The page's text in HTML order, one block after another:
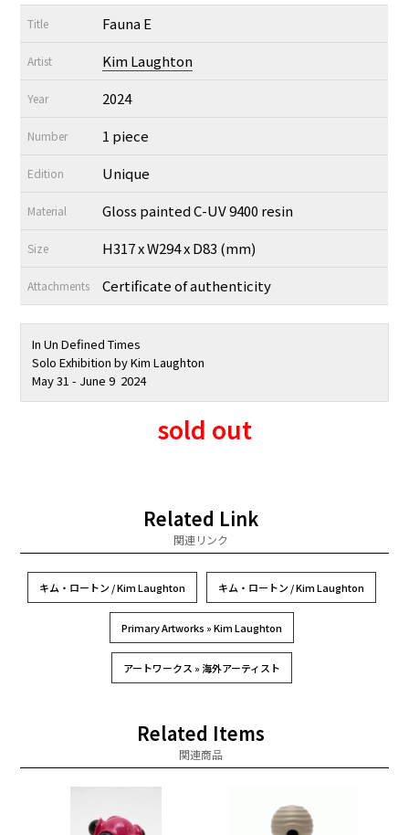
Title Fauna E
Artist Kim Laughton
Year 2024
Number 1 piece
Edition Unique
Material Gloss painted C-UV 9400 resin
Size H317 x W294 x D83 (mm)
Attachments Certificate of authenticity
In Un Defined Times
Solo Exhibition by Kim Laughton
May 31 - June 9 2024
sold out
Related Link
関連リンク
キム・ロートン / Kim Laughton キム・ロートン / Kim Laughton
Primary Artworks » Kim Laughton
アートワークス » 海外アーティスト
Related Items
関連商品